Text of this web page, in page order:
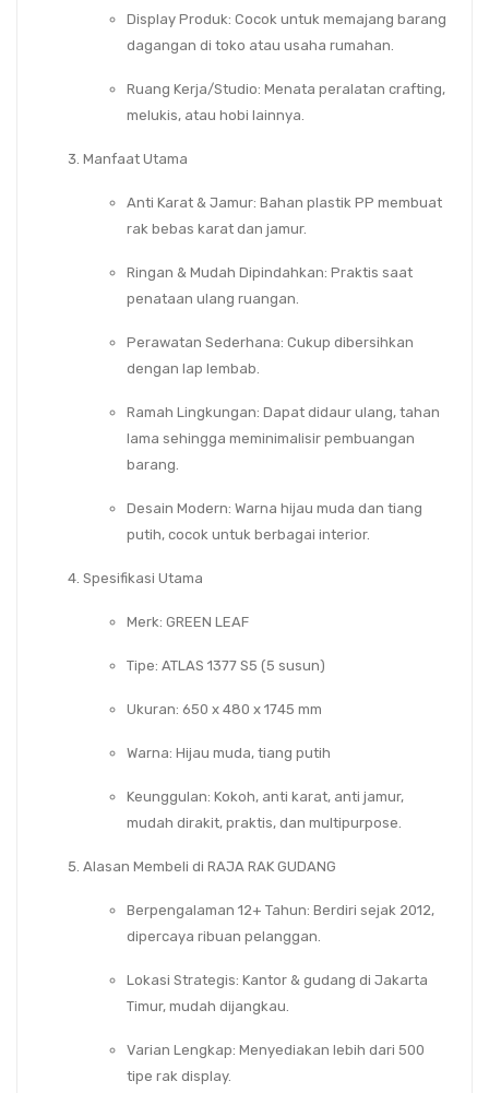
Display Produk: Cocok untuk memajang barang
dagangan di toko atau usaha rumahan.
Ruang Kerja/Studio: Menata peralatan crafting,
melukis, atau hobi lainnya.
Manfaat Utama
Anti Karat & Jamur: Bahan plastik PP membuat
rak bebas karat dan jamur.
Ringan & Mudah Dipindahkan: Praktis saat
penataan ulang ruangan.
Perawatan Sederhana: Cukup dibersihkan
dengan lap lembab.
Ramah Lingkungan: Dapat didaur ulang, tahan
lama sehingga meminimalisir pembuangan
barang.
Desain Modern: Warna hijau muda dan tiang
putih, cocok untuk berbagai interior.
Spesifikasi Utama
Merk: GREEN LEAF
Tipe: ATLAS 1377 S5 (5 susun)
Ukuran: 650 x 480 x 1745 mm
Warna: Hijau muda, tiang putih
Keunggulan: Kokoh, anti karat, anti jamur,
mudah dirakit, praktis, dan multipurpose.
Alasan Membeli di RAJA RAK GUDANG
Berpengalaman 12+ Tahun: Berdiri sejak 2012,
dipercaya ribuan pelanggan.
Lokasi Strategis: Kantor & gudang di Jakarta
Timur, mudah dijangkau.
Varian Lengkap: Menyediakan lebih dari 500
tipe rak display.